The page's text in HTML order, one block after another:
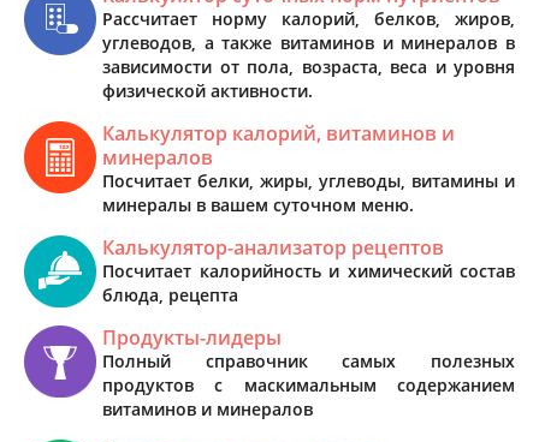
Рассчитает норму калорий, белков, жиров,
углеводов, а также витаминов и минералов в
зависимости от пола, возраста, веса и уровня
физической активности.
Калькулятор калорий, витаминов и
минералов
Посчитает белки, жиры, углеводы, витамины и
минералы в вашем суточном меню.
Калькулятор-анализатор рецептов
Посчитает калорийность и химический состав
блюда, рецепта
Продукты-лидеры
Полный справочник самых полезных
продуктов с маскимальным содержанием
витаминов и минералов